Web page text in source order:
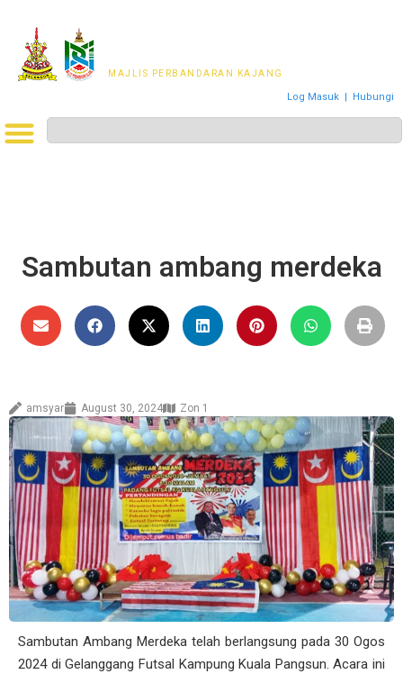
MAJLIS PERBANDARAN KAJANG
Log Masuk | Hubungi
Sambutan ambang merdeka
amsyar August 30, 2024 Zon 1
Sambutan Ambang Merdeka telah berlangsung pada 30 Ogos
2024 di Gelanggang Futsal Kampung Kuala Pangsun. Acara ini